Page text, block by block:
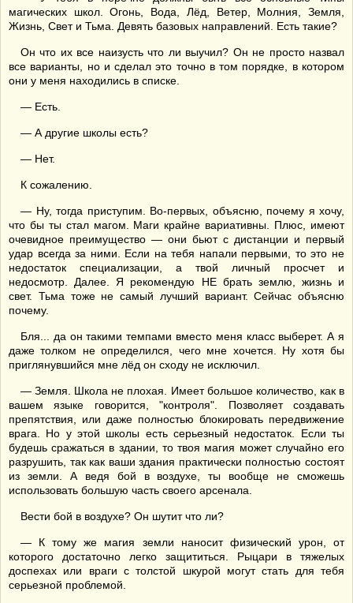
магических школ. Огонь, Вода, Лёд, Ветер, Молния, Земля,
Жизнь, Свет и Тьма. Девять базовых направлений. Есть такие?
Он что их все наизусть что ли выучил? Он не просто назвал
все варианты, но и сделал это точно в том порядке, в котором
они у меня находились в списке.
— Есть.
— А другие школы есть?
— Нет.
К сожалению.
— Ну, тогда приступим. Во-первых, объясню, почему я хочу,
что бы ты стал магом. Маги крайне вариативны. Плюс, имеют
очевидное преимущество — они бьют с дистанции и первый
удар всегда за ними. Если на тебя напали первыми, то это не
недостаток специализации, а твой личный просчет и
недосмотр. Далее. Я рекомендую НЕ брать землю, жизнь и
свет. Тьма тоже не самый лучший вариант. Сейчас объясню
почему.
Бля... да он такими темпами вместо меня класс выберет. А я
даже толком не определился, чего мне хочется. Ну хотя бы
приглянувшийся мне лёд он сходу не исключил.
— Земля. Школа не плохая. Имеет большое количество, как в
вашем языке говорится, "контроля". Позволяет создавать
препятствия, или даже полностью блокировать передвижение
врага. Но у этой школы есть серьезный недостаток. Если ты
будешь сражаться в здании, то твоя магия может случайно его
разрушить, так как ваши здания практически полностью состоят
из земли. А ведя бой в воздухе, ты вообще не сможешь
использовать большую часть своего арсенала.
Вести бой в воздухе? Он шутит что ли?
— К тому же магия земли наносит физический урон, от
которого достаточно легко защититься. Рыцари в тяжелых
доспехах или враги с толстой шкурой могут стать для тебя
серьезной проблемой.